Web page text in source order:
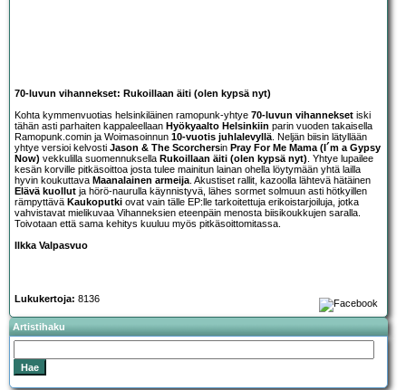
70-luvun vihannekset: Rukoillaan äiti (olen kypsä nyt)
Kohta kymmenvuotias helsinkiläinen ramopunk-yhtye 70-luvun vihannekset iski
tähän asti parhaiten kappaleellaan Hyökyaalto Helsinkiin parin vuoden takaisella
Ramopunk.comin ja Woimasoinnun 10-vuotis juhlalevyllä . Neljän biisin lätyllään
yhtye versioi kelvosti Jason & The Scorchersin Pray For Me Mama (I´m a Gypsy
Now) vekkulilla suomennuksella Rukoillaan äiti (olen kypsä nyt) . Yhtye lupailee
kesän korville pitkäsoittoa josta tulee mainitun lainan ohella löytymään yhtä lailla
hyvin koukuttava Maanalainen armeija . Akustiset rallit, kazoolla lähtevä hätäinen
Elävä kuollut ja hörö-naurulla käynnistyvä, lähes sormet solmuun asti hötkyillen
rämpyttävä Kaukoputki ovat vain tälle EP:lle tarkoitettuja erikoistarjoiluja, jotka
vahvistavat mielikuvaa Vihanneksien eteenpäin menosta biisikoukkujen saralla.
Toivotaan että sama kehitys kuuluu myös pitkäsoittomitassa.
Ilkka Valpasvuo
Lukukertoja: 8136
Artistihaku